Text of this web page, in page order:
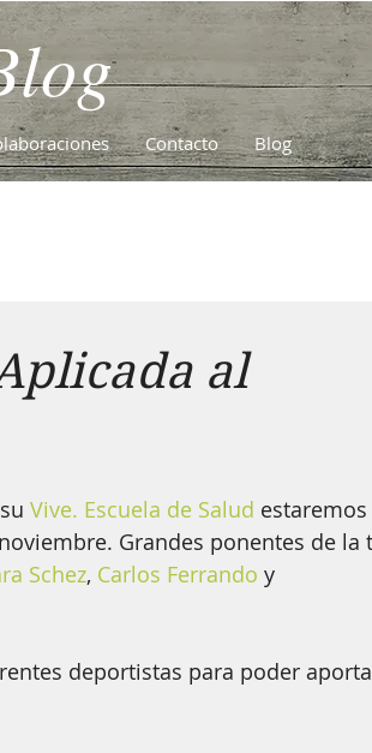
Contacto Blog
al
Vive. Escuela de Salud estaremos
Grandes ponentes de la
Schez, Carlos Ferrando y
deportistas para poder